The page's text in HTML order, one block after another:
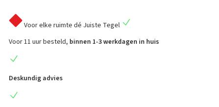
Voor elke ruimte dé Juiste Tegel
Voor 11 uur besteld, binnen 1-3 werkdagen in huis
Deskundig advies